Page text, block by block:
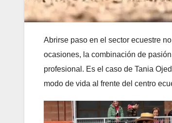
Abrirse paso en el sector ecuestre
ocasiones, la combinación de
profesional. Es el caso de Tania
modo de vida al frente del centro